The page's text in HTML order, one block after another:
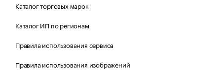
Каталог торговых марок
Каталог ИП по регионам
Правила использования сервиса
Правила использования изображений